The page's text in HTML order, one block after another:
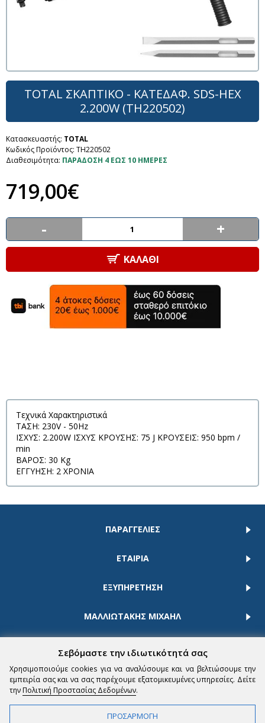
TOTAL ΣΚΑΠΤΙΚΟ - ΚΑΤΕΔΑΦ. SDS-HEX
2.200W (TH220502)
Κατασκευαστής: TOTAL
Κωδικός Προϊόντος: TH220502
Διαθεσιμότητα: ΠΑΡΑΔΟΣΗ 4 ΕΩΣ 10 ΗΜΕΡΕΣ
719,00€
- +
ΚΑΛΆΘΙ
Τεχνικά Χαρακτηριστικά
ΤΑΣΗ: 230V - 50Hz
ΙΣΧΥΣ: 2.200W ΙΣΧΥΣ ΚΡΟΥΣΗΣ: 75 J ΚΡΟΥΣΕΙΣ: 950 bpm /
min
ΒΑΡΟΣ: 30 Kg
ΕΓΓΥΗΣΗ: 2 ΧΡΟΝΙΑ
ΠΑΡΑΓΓΕΛΙΕΣ
ΕΤΑΙΡΙΑ
ΕΞΥΠΗΡΕΤΗΣΗ
ΜΑΛΛΙΩΤΑΚΗΣ ΜΙΧΑΗΛ
Σεβόμαστε την ιδιωτικότητά σας
Χρησιμοποιούμε cookies για να αναλύσουμε και να βελτιώσουμε την
εμπειρία σας και να σας παρέχουμε εξατομικευμένες υπηρεσίες. Δείτε
την Πολιτική Προστασίας Δεδομένων.
ΠΡΟΣΑΡΜΟΓΗ